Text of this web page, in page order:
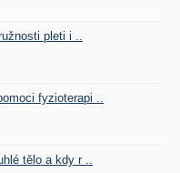
pleti i ..
fyzioterapi ..
tělo a kdy r ..